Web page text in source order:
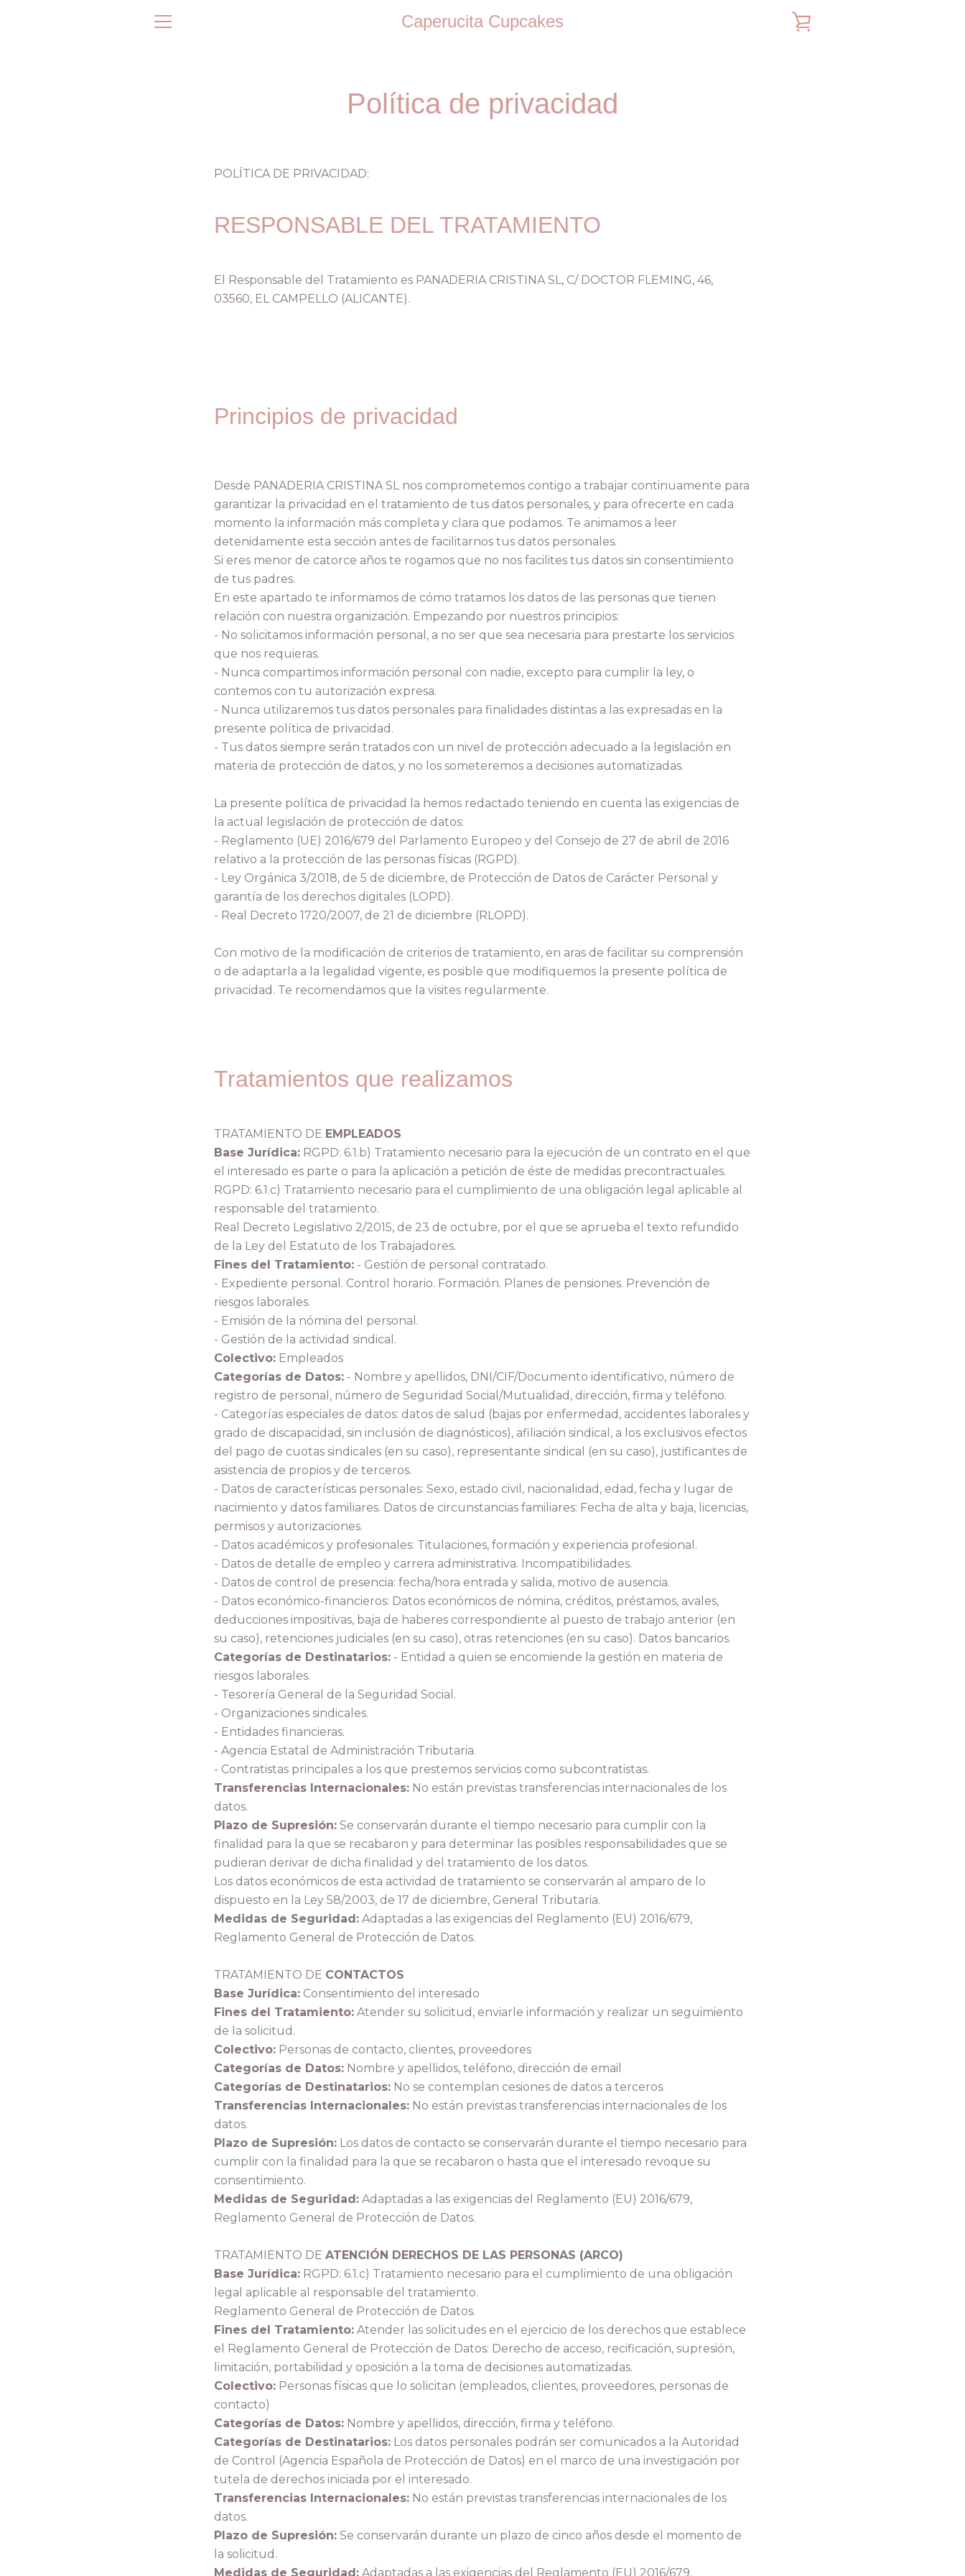
Caperucita Cupcakes
AGAIN
Política de privacidad
POLÍTICA DE PRIVACIDAD:
RESPONSABLE DEL TRATAMIENTO
El Responsable del Tratamiento es PANADERIA CRISTINA SL, C/ DOCTOR FLEMING, 46,
03560, EL CAMPELLO (ALICANTE).
Principios de privacidad
Desde PANADERIA CRISTINA SL nos comprometemos contigo a trabajar continuamente para
garantizar la privacidad en el tratamiento de tus datos personales, y para ofrecerte en cada
momento la información más completa y clara que podamos. Te animamos a leer
detenidamente esta sección antes de facilitarnos tus datos personales.
Si eres menor de catorce años te rogamos que no nos facilites tus datos sin consentimiento
de tus padres.
En este apartado te informamos de cómo tratamos los datos de las personas que tienen
relación con nuestra organización. Empezando por nuestros principios:
- No solicitamos información personal, a no ser que sea necesaria para prestarte los servicios
que nos requieras.
- Nunca compartimos información personal con nadie, excepto para cumplir la ley, o
contemos con tu autorización expresa.
- Nunca utilizaremos tus datos personales para finalidades distintas a las expresadas en la
presente política de privacidad.
- Tus datos siempre serán tratados con un nivel de protección adecuado a la legislación en
materia de protección de datos, y no los someteremos a decisiones automatizadas.
La presente política de privacidad la hemos redactado teniendo en cuenta las exigencias de
la actual legislación de protección de datos:
- Reglamento (UE) 2016/679 del Parlamento Europeo y del Consejo de 27 de abril de 2016
relativo a la protección de las personas físicas (RGPD).
- Ley Orgánica 3/2018, de 5 de diciembre, de Protección de Datos de Carácter Personal y
garantía de los derechos digitales (LOPD).
- Real Decreto 1720/2007, de 21 de diciembre (RLOPD).
Con motivo de la modificación de criterios de tratamiento, en aras de facilitar su comprensión
o de adaptarla a la legalidad vigente, es posible que modifiquemos la presente política de
privacidad. Te recomendamos que la visites regularmente.
Tratamientos que realizamos
TRATAMIENTO DE EMPLEADOS
Base Jurídica: RGPD: 6.1.b) Tratamiento necesario para la ejecución de un contrato en el que
el interesado es parte o para la aplicación a petición de éste de medidas precontractuales.
RGPD: 6.1.c) Tratamiento necesario para el cumplimiento de una obligación legal aplicable al
responsable del tratamiento.
Real Decreto Legislativo 2/2015, de 23 de octubre, por el que se aprueba el texto refundido
de la Ley del Estatuto de los Trabajadores.
Fines del Tratamiento: - Gestión de personal contratado.
- Expediente personal. Control horario. Formación. Planes de pensiones. Prevención de
riesgos laborales.
- Emisión de la nómina del personal.
- Gestión de la actividad sindical.
Colectivo: Empleados
Categorías de Datos: - Nombre y apellidos, DNI/CIF/Documento identificativo, número de
registro de personal, número de Seguridad Social/Mutualidad, dirección, firma y teléfono.
- Categorías especiales de datos: datos de salud (bajas por enfermedad, accidentes laborales y
grado de discapacidad, sin inclusión de diagnósticos), afiliación sindical, a los exclusivos efectos
del pago de cuotas sindicales (en su caso), representante sindical (en su caso), justificantes de
asistencia de propios y de terceros.
- Datos de características personales: Sexo, estado civil, nacionalidad, edad, fecha y lugar de
nacimiento y datos familiares. Datos de circunstancias familiares: Fecha de alta y baja, licencias,
permisos y autorizaciones.
- Datos académicos y profesionales: Titulaciones, formación y experiencia profesional.
- Datos de detalle de empleo y carrera administrativa. Incompatibilidades.
- Datos de control de presencia: fecha/hora entrada y salida, motivo de ausencia.
- Datos económico-financieros: Datos económicos de nómina, créditos, préstamos, avales,
deducciones impositivas, baja de haberes correspondiente al puesto de trabajo anterior (en
su caso), retenciones judiciales (en su caso), otras retenciones (en su caso). Datos bancarios.
Categorías de Destinatarios: - Entidad a quien se encomiende la gestión en materia de
riesgos laborales.
- Tesorería General de la Seguridad Social.
- Organizaciones sindicales.
- Entidades financieras.
- Agencia Estatal de Administración Tributaria.
- Contratistas principales a los que prestemos servicios como subcontratistas.
Transferencias Internacionales: No están previstas transferencias internacionales de los
datos.
Plazo de Supresión: Se conservarán durante el tiempo necesario para cumplir con la
finalidad para la que se recabaron y para determinar las posibles responsabilidades que se
pudieran derivar de dicha finalidad y del tratamiento de los datos.
Los datos económicos de esta actividad de tratamiento se conservarán al amparo de lo
dispuesto en la Ley 58/2003, de 17 de diciembre, General Tributaria.
Medidas de Seguridad: Adaptadas a las exigencias del Reglamento (EU) 2016/679,
Reglamento General de Protección de Datos.
TRATAMIENTO DE CONTACTOS
Base Jurídica: Consentimiento del interesado
Fines del Tratamiento: Atender su solicitud, enviarle información y realizar un seguimiento
de la solicitud.
Colectivo: Personas de contacto, clientes, proveedores
Categorías de Datos: Nombre y apellidos, teléfono, dirección de email
Categorías de Destinatarios: No se contemplan cesiones de datos a terceros.
Transferencias Internacionales: No están previstas transferencias internacionales de los
datos.
Plazo de Supresión: Los datos de contacto se conservarán durante el tiempo necesario para
cumplir con la finalidad para la que se recabaron o hasta que el interesado revoque su
consentimiento.
Medidas de Seguridad: Adaptadas a las exigencias del Reglamento (EU) 2016/679,
Reglamento General de Protección de Datos.
TRATAMIENTO DE ATENCIÓN DERECHOS DE LAS PERSONAS (ARCO)
Base Jurídica: RGPD: 6.1.c) Tratamiento necesario para el cumplimiento de una obligación
legal aplicable al responsable del tratamiento.
Reglamento General de Protección de Datos.
Fines del Tratamiento: Atender las solicitudes en el ejercicio de los derechos que establece
el Reglamento General de Protección de Datos: Derecho de acceso, recificación, supresión,
limitación, portabilidad y oposición a la toma de decisiones automatizadas.
Colectivo: Personas físicas que lo solicitan (empleados, clientes, proveedores, personas de
contacto)
Categorías de Datos: Nombre y apellidos, dirección, firma y teléfono.
Categorías de Destinatarios: Los datos personales podrán ser comunicados a la Autoridad
de Control (Agencia Española de Protección de Datos) en el marco de una investigación por
tutela de derechos iniciada por el interesado.
Transferencias Internacionales: No están previstas transferencias internacionales de los
datos.
Plazo de Supresión: Se conservarán durante un plazo de cinco años desde el momento de
la solicitud.
Medidas de Seguridad: Adaptadas a las exigencias del Reglamento (EU) 2016/679,